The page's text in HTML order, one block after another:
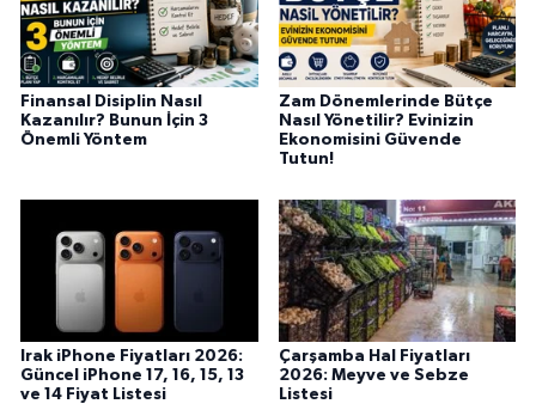
Finansal Disiplin Nasıl
Kazanılır? Bunun İçin 3
Önemli Yöntem
Zam Dönemlerinde Bütçe
Nasıl Yönetilir? Evinizin
Ekonomisini Güvende
Tutun!
Irak iPhone Fiyatları 2026:
Güncel iPhone 17, 16, 15, 13
ve 14 Fiyat Listesi
Çarşamba Hal Fiyatları
2026: Meyve ve Sebze
Listesi